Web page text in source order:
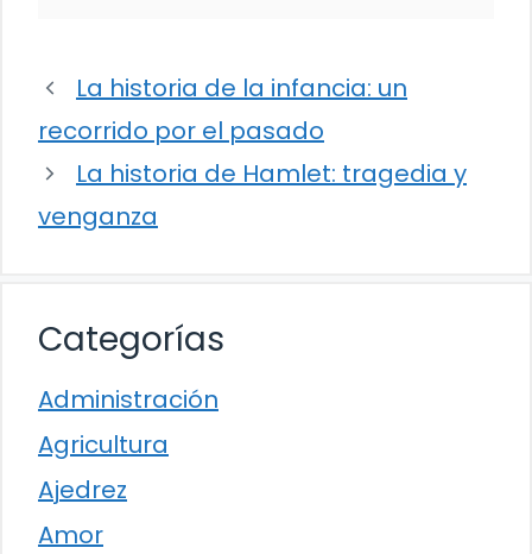
La historia de la infancia: un
recorrido por el pasado
La historia de Hamlet: tragedia y
venganza
Categorías
Administración
Agricultura
Ajedrez
Amor